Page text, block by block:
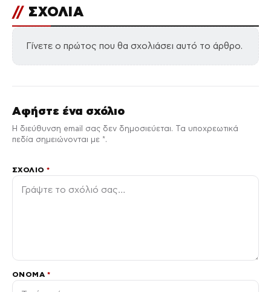
// ΣΧΟΛΙΑ
Γίνετε ο πρώτος που θα σχολιάσει αυτό το άρθρο.
Αφήστε ένα σχόλιο
Η διεύθυνση email σας δεν δημοσιεύεται. Τα υποχρεωτικά
πεδία σημειώνονται με *.
ΣΧΌΛΙΟ*
ΌΝΟΜΑ *